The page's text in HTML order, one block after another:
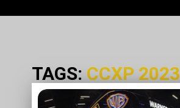
TAGS: CCXP 2023